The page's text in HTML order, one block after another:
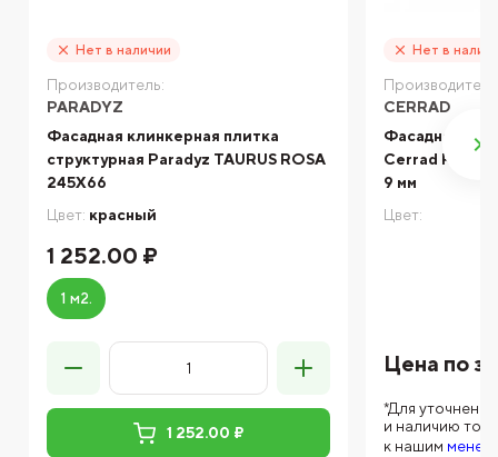
Нет в наличии
Производитель:
PARADYZ
Фасадная клинкерная плитка
структурная Paradyz TAURUS ROSA
245X66
Цвет: красный
1 252.00 ₽
1 м2.
1 252.00 ₽
Нет в
CERRAD
Фасадная
Cerrad
9 мм
Цвет:
Цена по
*Для
и наличию
к нашим